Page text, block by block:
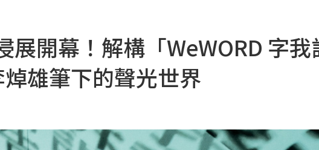
展開幕！解構「WeWORD 字我
雄筆下的聲光世界